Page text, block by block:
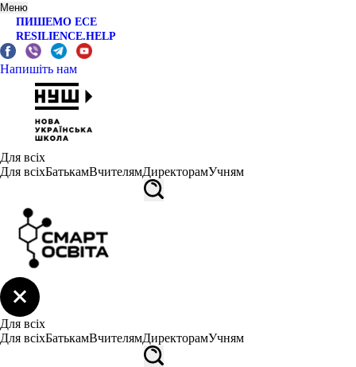
Меню
ПИШЕМО ЕСЕ
RESILIENCE.HELP
Напишіть нам
Для всіх
Для всіхБатькамВчителямДиректорамУчням
Для всіх
Для всіхБатькамВчителямДиректорамУчням